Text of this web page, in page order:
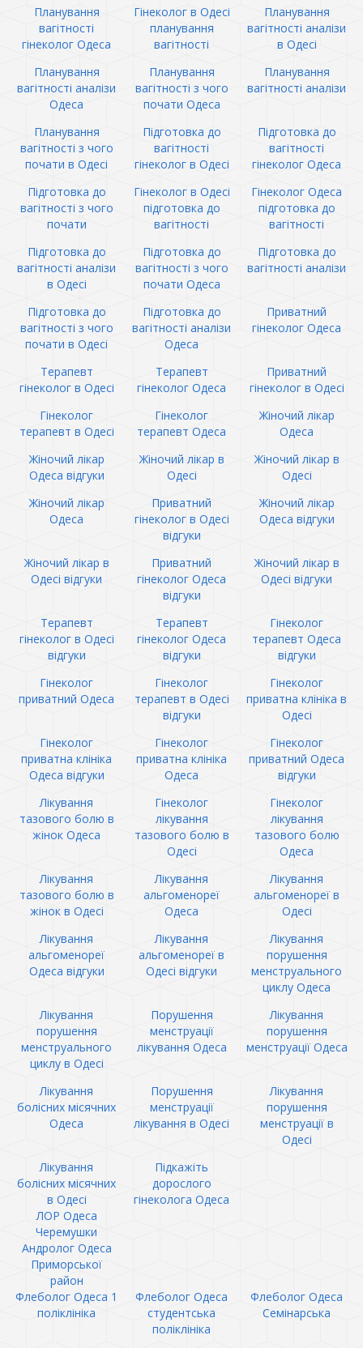
Планування
вагітності
гінеколог Одеса
Гінеколог в Одесі
планування
вагітності
Планування
вагітності аналізи
в Одесі
Планування
вагітності аналізи
Одеса
Планування
вагітності з чого
почати Одеса
Планування
вагітності аналізи
Планування
вагітності з чого
почати в Одесі
Підготовка до
вагітності
гінеколог в Одесі
Підготовка до
вагітності
гінеколог Одеса
Підготовка до
вагітності з чого
почати
Гінеколог в Одесі
підготовка до
вагітності
Гінеколог Одеса
підготовка до
вагітності
Підготовка до
вагітності аналізи
в Одесі
Підготовка до
вагітності з чого
почати Одеса
Підготовка до
вагітності аналізи
Підготовка до
вагітності з чого
почати в Одесі
Підготовка до
вагітності аналізи
Одеса
Приватний
гінеколог Одеса
Терапевт
гінеколог в Одесі
Терапевт
гінеколог Одеса
Приватний
гінеколог в Одесі
Гінеколог
терапевт в Одесі
Гінеколог
терапевт Одеса
Жіночий лікар
Одеса
Жіночий лікар
Одеса відгуки
Жіночий лікар в
Одесі
Жіночий лікар в
Одесі
Жіночий лікар
Одеса
Приватний
гінеколог в Одесі
відгуки
Жіночий лікар
Одеса відгуки
Жіночий лікар в
Одесі відгуки
Приватний
гінеколог Одеса
відгуки
Жіночий лікар в
Одесі відгуки
Терапевт
гінеколог в Одесі
відгуки
Терапевт
гінеколог Одеса
відгуки
Гінеколог
терапевт Одеса
відгуки
Гінеколог
приватний Одеса
Гінеколог
терапевт в Одесі
відгуки
Гінеколог
приватна клініка в
Одесі
Гінеколог
приватна клініка
Одеса відгуки
Гінеколог
приватна клініка
Одеса
Гінеколог
приватний Одеса
відгуки
Лікування
тазового болю в
жінок Одеса
Гінеколог
лікування
тазового болю в
Одесі
Гінеколог
лікування
тазового болю
Одеса
Лікування
тазового болю в
жінок в Одесі
Лікування
альгоменореї
Одеса
Лікування
альгоменореї в
Одесі
Лікування
альгоменореї
Одеса відгуки
Лікування
альгоменореї в
Одесі відгуки
Лікування
порушення
менструального
циклу Одеса
Лікування
порушення
менструального
циклу в Одесі
Порушення
менструації
лікування Одеса
Лікування
порушення
менструації Одеса
Лікування
болісних місячних
Одеса
Порушення
менструації
лікування в Одесі
Лікування
порушення
менструації в
Одесі
Лікування
болісних місячних
в Одесі
Підкажіть
дорослого
гінеколога Одеса
ЛОР Одеса
Черемушки
Андролог Одеса
Приморської
район
Флеболог Одеса 1
поліклініка
Флеболог Одеса
студентська
поліклініка
Флеболог Одеса
Семінарська